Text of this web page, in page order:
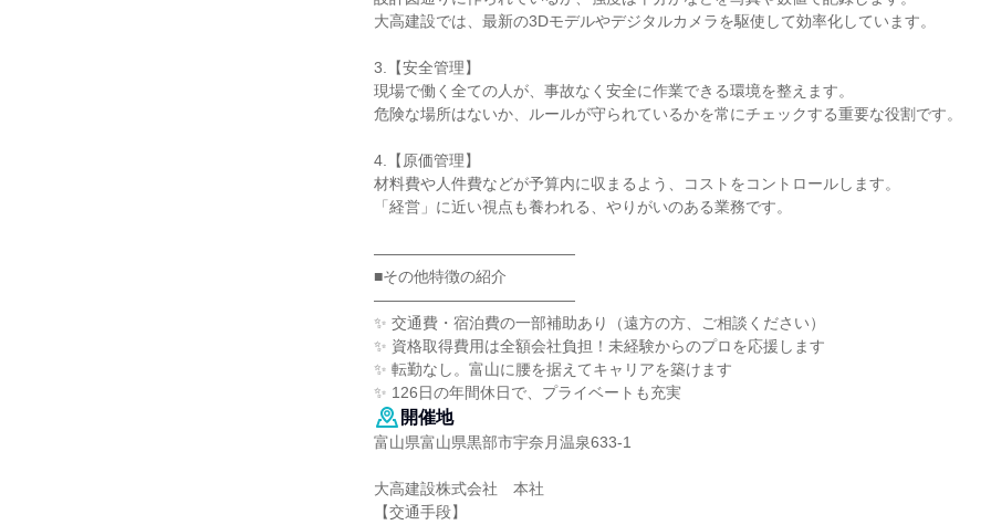
大高建設では、最新の3Dモデルやデジタルカメラを駆使して効率化しています。
3.【安全管理】
現場で働く全ての人が、事故なく安全に作業できる環境を整えます。
危険な場所はないか、ルールが守られているかを常にチェックする重要な役割です。
4.【原価管理】
材料費や人件費などが予算内に収まるよう、コストをコントロールします。
「経営」に近い視点も養われる、やりがいのある業務です。
―――――――――――――
■その他特徴の紹介
―――――――――――――
✨ 交通費・宿泊費の一部補助あり（遠方の方、ご相談ください）
✨ 資格取得費用は全額会社負担！未経験からのプロを応援します
✨ 転勤なし。富山に腰を据えてキャリアを築けます
✨ 126日の年間休日で、プライベートも充実
開催地
富山県富山県黒部市宇奈月温泉633-1
大高建設株式会社 本社
【交通手段】